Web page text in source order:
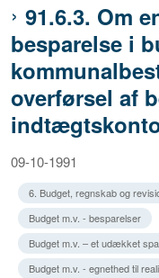
91.6.3. Om
besparelse i
overførsel af
09-10-1991
6. Budget, regnskab og
Budget m.v. - besparelser
Budget m.v. – et udækket
Budget m.v. - egnethed til